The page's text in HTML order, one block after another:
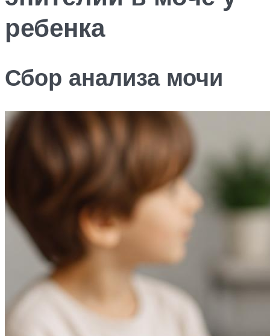
ребенка
Сбор анализа мочи